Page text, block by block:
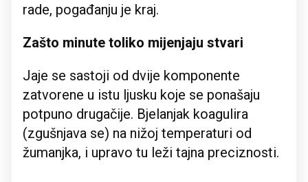
rade, pogađanju je kraj.
Zašto minute toliko mijenjaju stvari
Jaje se sastoji od dvije komponente
zatvorene u istu ljusku koje se ponašaju
potpuno drugačije. Bjelanjak koagulira
(zgušnjava se) na nižoj temperaturi od
žumanjka, i upravo tu leži tajna preciznosti.